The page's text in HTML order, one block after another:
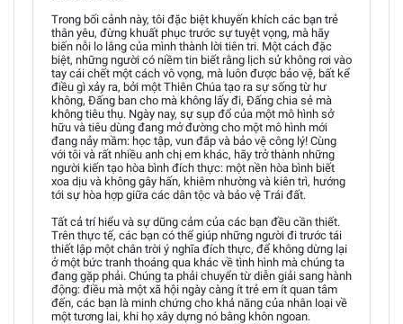
Trong bối cảnh này, tôi đặc biệt khuyến khích các bạn trẻ
thân yêu, đừng khuất phục trước sự tuyệt vọng, mà hãy
biến nỗi lo lắng của mình thành lời tiên tri. Một cách đặc
biệt, những người có niềm tin biết rằng lịch sử không rơi vào
tay cái chết một cách vô vọng, mà luôn được bảo vệ, bất kể
điều gì xảy ra, bởi một Thiên Chúa tạo ra sự sống từ hư
không, Đấng ban cho mà không lấy đi, Đấng chia sẻ mà
không tiêu thụ. Ngày nay, sự sụp đổ của một mô hình sở
hữu và tiêu dùng đang mở đường cho một mô hình mới
đang nảy mầm: học tập, vun đắp và bảo vệ công lý! Cùng
với tôi và rất nhiều anh chị em khác, hãy trở thành những
người kiến tạo hòa bình đích thực: một nền hòa bình biết
xoa dịu và không gây hấn, khiêm nhường và kiên trì, hướng
tới sự hòa hợp giữa các dân tộc và bảo vệ Trái đất.
Tất cả trí hiểu và sự dũng cảm của các bạn đều cần thiết.
Trên thực tế, các bạn có thể giúp những người đi trước tái
thiết lập một chân trời ý nghĩa đích thực, để không dừng lại
ở một bức tranh thoáng qua khác về tình hình mà chúng ta
đang gặp phải. Chúng ta phải chuyển từ diễn giải sang hành
động: điều mà một xã hội ngày càng ít trẻ em ít quan tâm
đến, các bạn là minh chứng cho khả năng của nhân loại về
một tương lai, khi họ xây dựng nó bằng khôn ngoan.